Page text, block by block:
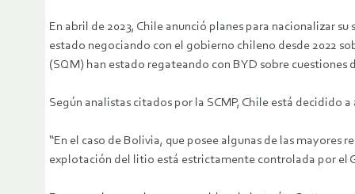
En abril de 2023, Chile anunció planes para nacionalizar
estado negociando con el gobierno chileno desde 2022
(SQM) han estado regateando con BYD sobre
Según analistas citados por la SCMP, Chile está decidido
“En el caso de Bolivia, que posee algunas de las
explotación del litio está estrictamente controlada por el